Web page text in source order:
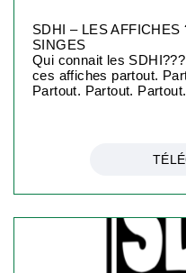
SDHI – LES
SINGES
Qui connait les
ces affiches partout.
Partout. Partout.